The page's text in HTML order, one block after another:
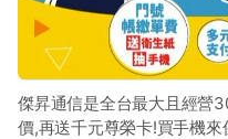
傑昇通信是全台最大且經營
價,再送千元尊榮卡!買手機來